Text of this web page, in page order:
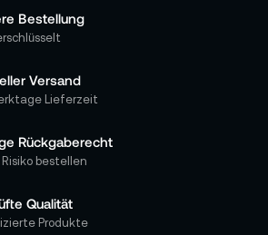
Bestellung
Versand
Lieferzeit
Rückgaberecht
bestellen
Qualität
Produkte